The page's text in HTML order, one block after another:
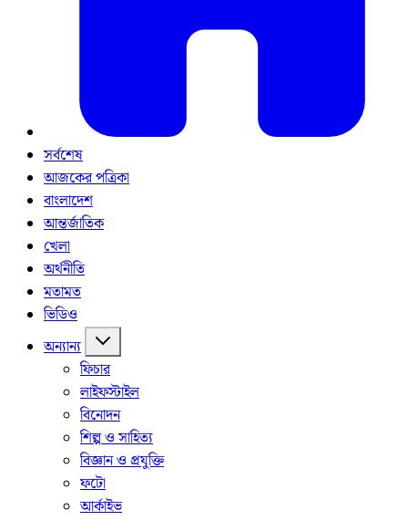
সর্বশেষ
আজকের পত্রিকা
বাংলাদেশ
আন্তর্জাতিক
খেলা
অর্থনীতি
মতামত
ভিডিও
অন্যান্য
ফিচার
লাইফস্টাইল
বিনোদন
শিল্প ও সাহিত্য
বিজ্ঞান ও প্রযুক্তি
ফটো
আর্কাইভ